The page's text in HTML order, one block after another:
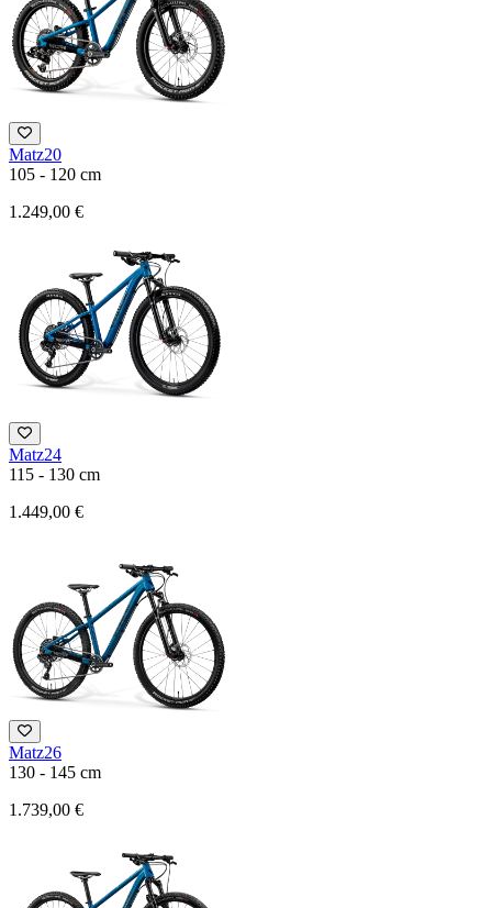
Matz20
105 - 120 cm
1.249,00 €
Matz24
115 - 130 cm
1.449,00 €
Matz26
130 - 145 cm
1.739,00 €